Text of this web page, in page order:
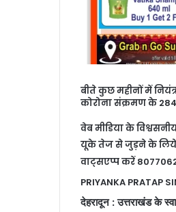
बीते कुछ महीनों में
कोरोना संक्रमण के
वेब मीडिया के
यूके तेज से जुड़ने के लिये
वाट्सएप्प करें
PRIYANKA PRATAP
देहरादून : उत्तराखंड के